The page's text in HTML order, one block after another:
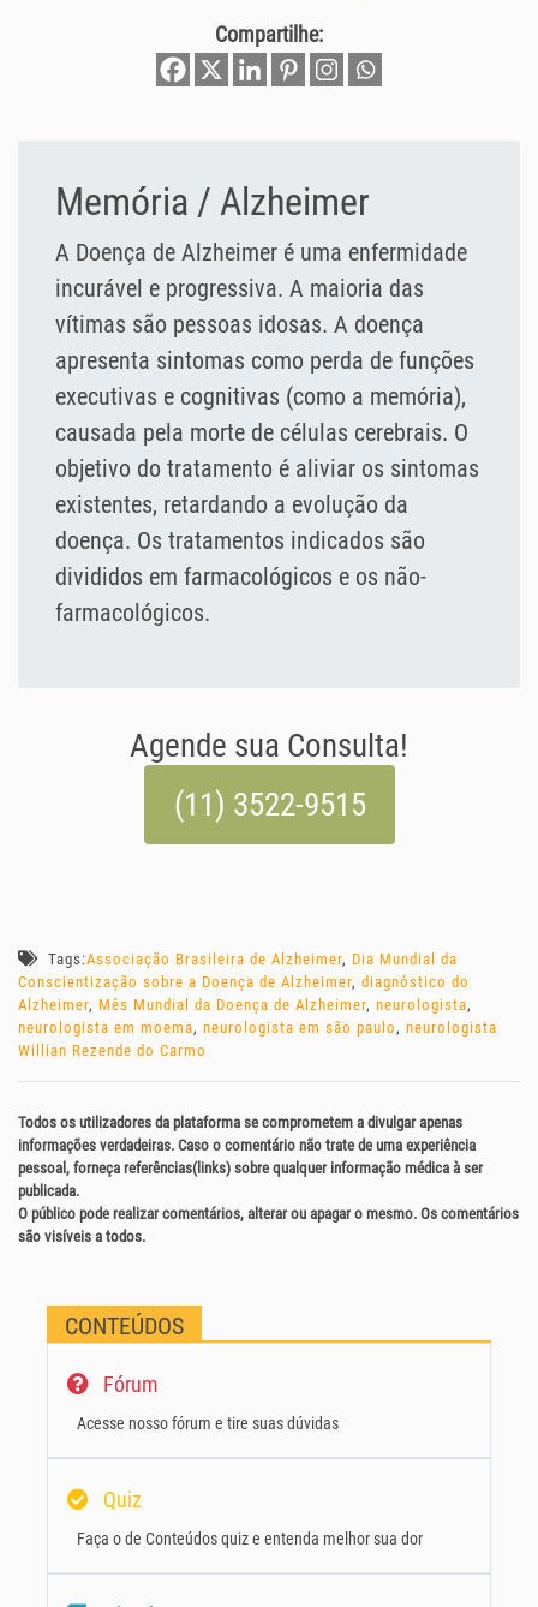
Compartilhe:
Memória / Alzheimer
A Doença de Alzheimer é uma enfermidade
incurável e progressiva. A maioria das
vítimas são pessoas idosas. A doença
apresenta sintomas como perda de funções
executivas e cognitivas (como a memória),
causada pela morte de células cerebrais. O
objetivo do tratamento é aliviar os sintomas
existentes, retardando a evolução da
doença. Os tratamentos indicados são
divididos em farmacológicos e os não-
farmacológicos.
Agende sua Consulta!
(11) 3522-9515
Tags:Associação Brasileira de Alzheimer, Dia Mundial da
Conscientização sobre a Doença de Alzheimer, diagnóstico do
Alzheimer, Mês Mundial da Doença de Alzheimer, neurologista,
neurologista em moema, neurologista em são paulo , neurologista
Willian Rezende do Carmo
Todos os utilizadores da plataforma se comprometem a divulgar apenas
informações verdadeiras. Caso o comentário não trate de uma experiência
pessoal, forneça referências(links) sobre qualquer informação médica à ser
publicada.
O público pode realizar comentários, alterar ou apagar o mesmo. Os comentários
são visíveis a todos.
CONTEÚDOS
Fórum
Acesse nosso fórum e tire suas dúvidas
Quiz
Faça o de Conteúdos quiz e entenda melhor sua dor